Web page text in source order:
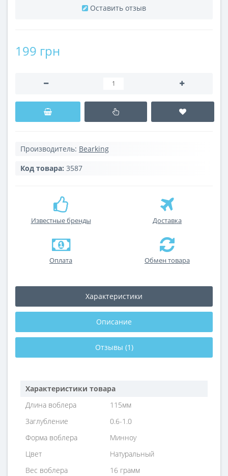
Оставить отзыв
199 грн
Производитель: Bearking
Код товара: 3587
Известные бренды Доставка
Оплата Обмен товара
Характеристики
Описание
Отзывы (1)
Характеристики товара
Длина воблера
115мм
Заглубление
0.6-1.0
Форма воблера
Минноу
Цвет
Натуральный
Вес воблера
16 грамм